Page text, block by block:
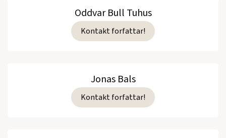
Oddvar Bull Tuhus
Kontakt forfattar!
Jonas Bals
Kontakt forfattar!